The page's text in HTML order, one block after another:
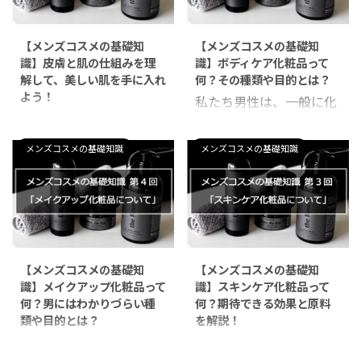
【メンズコスメの基礎知
識】皮膚と肌の仕組みを理
解して、美しい肌を手に入れ
よう！
粧品についての知識が乏
しいです。 「化粧＝女性
がするもの」 というのは
思い込みに過ぎません。
とはいっても、メイクを
するという意味ではな
く、肌や頭皮を清潔に保
ち、見栄えをよくすると
いう意味のほうが強いか
もしれません。 ■ 他
人からよく思われたい！
【メンズコスメの基礎知
識】ボディケア化粧品って
何？その種類や目的とは？
私たち男性は、一般に化
しいです。 「化粧＝女性
がするもの」 というのは
思い込みに過ぎません。
とはいっても、メイクを
するという意味ではな
く、肌や頭皮を清潔に保
いう意味のほうが強いか
もしれません。 ■ 他
人からよく思われたい！
メンズコスメの基礎知識
【メンズコスメの基礎知
識】メイクアップ化粧品って
何？男にはわかりづらい種
類や目的とは？
メンズコスメの基礎知識
【メンズコスメの基礎知
識】スキンケア化粧品って
何？期待できる効果と原料
を解説！